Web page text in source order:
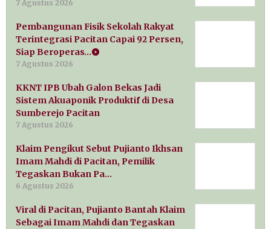
7 Agustus 2026
Pembangunan Fisik Sekolah Rakyat
Terintegrasi Pacitan Capai 92 Persen,
Siap Beroperas…
7 Agustus 2026
KKNT IPB Ubah Galon Bekas Jadi
Sistem Akuaponik Produktif di Desa
Sumberejo Pacitan
7 Agustus 2026
Klaim Pengikut Sebut Pujianto Ikhsan
Imam Mahdi di Pacitan, Pemilik
Tegaskan Bukan Pa…
6 Agustus 2026
Viral di Pacitan, Pujianto Bantah Klaim
Sebagai Imam Mahdi dan Tegaskan